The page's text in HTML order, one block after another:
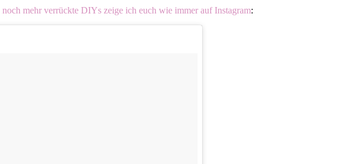
noch mehr verrückte DIYs zeige ich euch wie immer auf Instagram: